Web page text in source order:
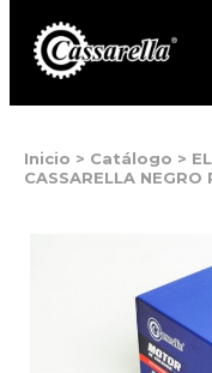
Inicio > Catálogo >
CASSARELLA